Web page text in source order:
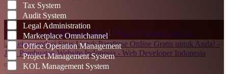
Tax System
Audit System
Legal Administration
Marketplace Omnichannel
Office Operation Management
Project Management System
KOL Management System
+62 896 6423 0232 | info@idmetafora.com